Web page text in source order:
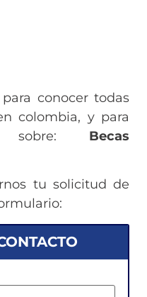
para conocer todas
colombia, y para
sobre: Becas
tu solicitud de